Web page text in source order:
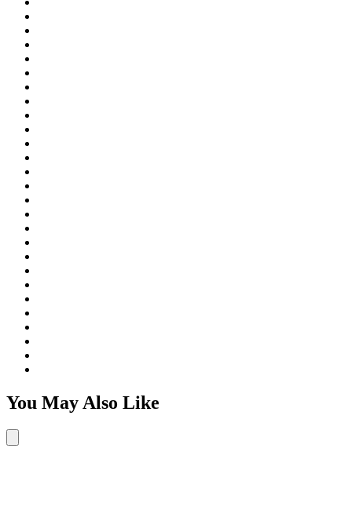
You May Also Like